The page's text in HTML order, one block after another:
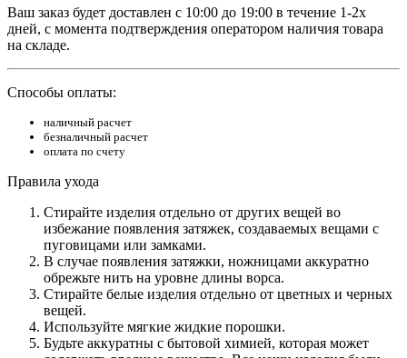
Ваш заказ будет доставлен с 10:00 до 19:00 в течение 1-2х
дней, с момента подтверждения оператором наличия товара
на складе.
Способы оплаты:
наличный расчет
безналичный расчет
оплата по счету
Правила ухода
Стирайте изделия отдельно от других вещей во
избежание появления затяжек, создаваемых вещами с
пуговицами или замками.
В случае появления затяжки, ножницами аккуратно
обрежьте нить на уровне длины ворса.
Стирайте белые изделия отдельно от цветных и черных
вещей.
Используйте мягкие жидкие порошки.
Будьте аккуратны с бытовой химией, которая может